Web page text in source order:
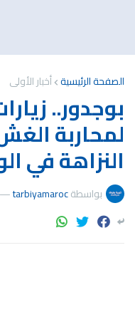
الصفحة الرئيسية أخبار الأولى
بوجدور..
لمحاربة
النزاهة في
بواسطةtarbiyamaroc
—